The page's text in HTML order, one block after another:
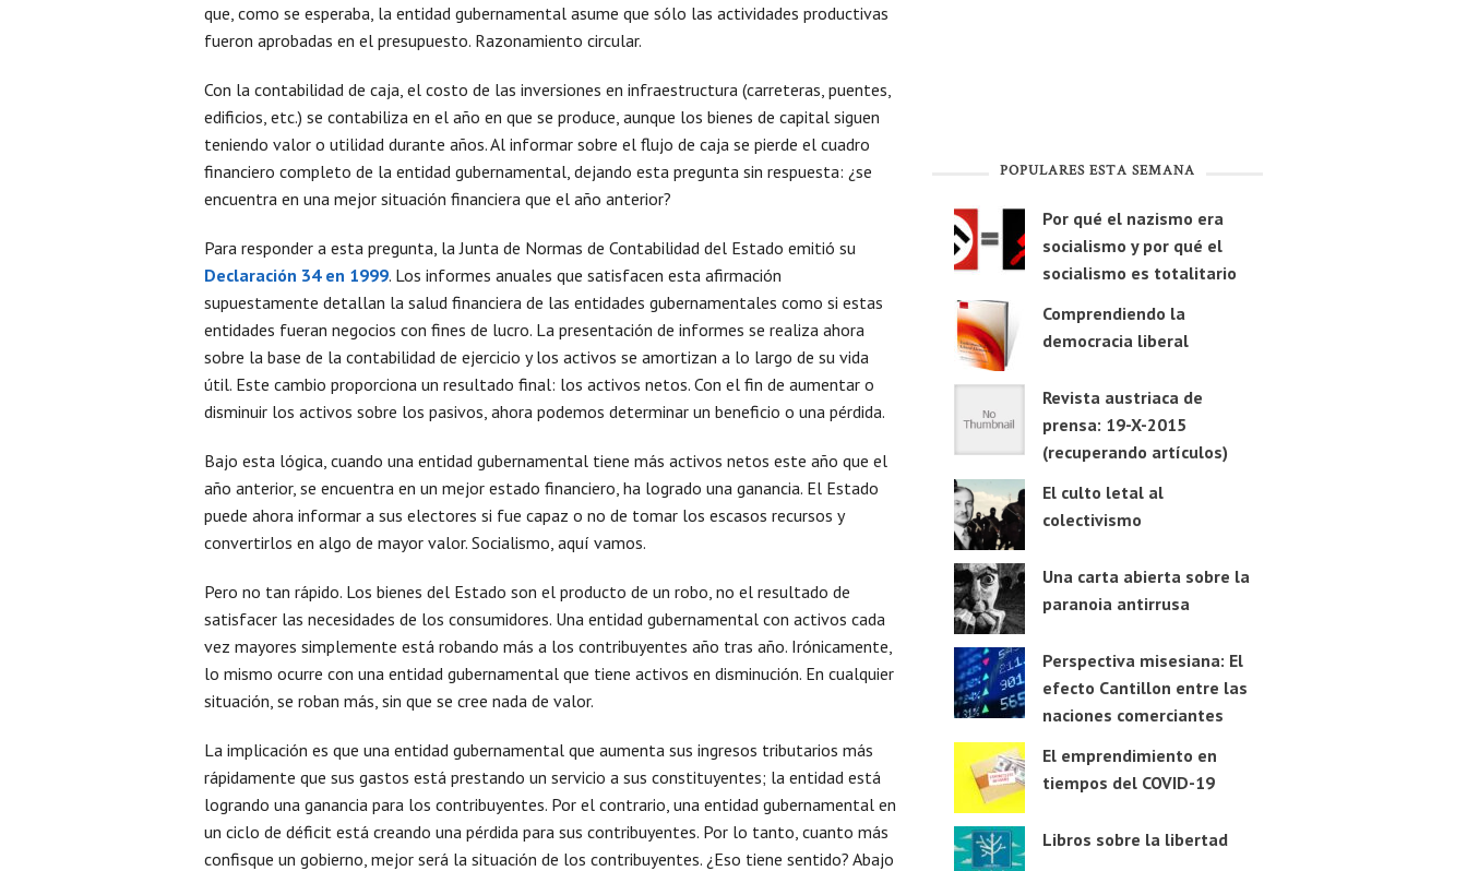
que, como se esperaba, la entidad gubernamental asume que sólo las actividades productivas
fueron aprobadas en el presupuesto. Razonamiento circular.
Con la contabilidad de caja, el costo de las inversiones en infraestructura (carreteras, puentes,
edificios, etc.) se contabiliza en el año en que se produce, aunque los bienes de capital siguen
teniendo valor o utilidad durante años. Al informar sobre el flujo de caja se pierde el cuadro
financiero completo de la entidad gubernamental, dejando esta pregunta sin respuesta: ¿se
encuentra en una mejor situación financiera que el año anterior?
Para responder a esta pregunta, la Junta de Normas de Contabilidad del Estado emitió su
Declaración 34 en 1999. Los informes anuales que satisfacen esta afirmación
supuestamente detallan la salud financiera de las entidades gubernamentales como si estas
entidades fueran negocios con fines de lucro. La presentación de informes se realiza ahora
sobre la base de la contabilidad de ejercicio y los activos se amortizan a lo largo de su vida
útil. Este cambio proporciona un resultado final: los activos netos. Con el fin de aumentar o
disminuir los activos sobre los pasivos, ahora podemos determinar un beneficio o una pérdida.
Bajo esta lógica, cuando una entidad gubernamental tiene más activos netos este año que el
año anterior, se encuentra en un mejor estado financiero, ha logrado una ganancia. El Estado
puede ahora informar a sus electores si fue capaz o no de tomar los escasos recursos y
convertirlos en algo de mayor valor. Socialismo, aquí vamos.
Pero no tan rápido. Los bienes del Estado son el producto de un robo, no el resultado de
satisfacer las necesidades de los consumidores. Una entidad gubernamental con activos cada
vez mayores simplemente está robando más a los contribuyentes año tras año. Irónicamente,
lo mismo ocurre con una entidad gubernamental que tiene activos en disminución. En cualquier
situación, se roban más, sin que se cree nada de valor.
La implicación es que una entidad gubernamental que aumenta sus ingresos tributarios más
rápidamente que sus gastos está prestando un servicio a sus constituyentes; la entidad está
logrando una ganancia para los contribuyentes. Por el contrario, una entidad gubernamental en
un ciclo de déficit está creando una pérdida para sus contribuyentes. Por lo tanto, cuanto más
confisque un gobierno, mejor será la situación de los contribuyentes. ¿Eso tiene sentido? Abajo
POPULARES ESTA SEMANA
Por qué el nazismo era
socialismo y por qué el
socialismo es totalitario
Comprendiendo la
democracia liberal
Revista austriaca de
prensa: 19-X-2015
(recuperando artículos)
El culto letal al
colectivismo
Una carta abierta sobre la
paranoia antirrusa
Perspectiva misesiana: El
efecto Cantillon entre las
naciones comerciantes
El emprendimiento en
tiempos del COVID-19
Libros sobre la libertad